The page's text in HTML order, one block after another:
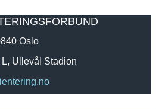
Oslo
Ullevål Stadion